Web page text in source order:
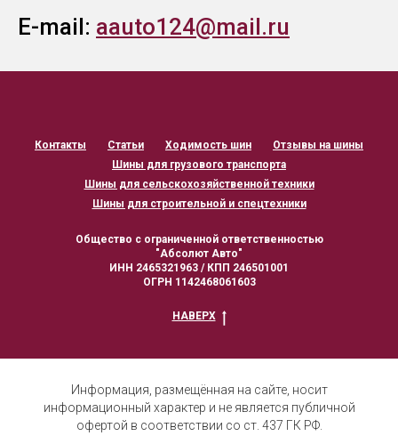
E-mail: aauto124@mail.ru
Контакты Статьи Ходимость шин
Отзывы на шины
Шины для грузового транспорта
Шины для сельскохозяйственной техники
Шины для строительной и спецтехники
Общество с ограниченной ответственностью
"Абсолют Авто"
ИНН 2465321963 / КПП 246501001
ОГРН 1142468061603
НАВЕРХ
Информация, размещённая на сайте, носит
информационный характер и не является публичной
офертой в соответствии со ст. 437 ГК РФ.